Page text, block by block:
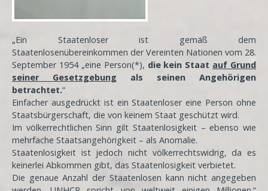
„Ein Staatenloser ist gemäß dem
Staatenlosenübereinkommen der Vereinten Nationen vom 28.
September 1954 „eine Person(*), die kein Staat auf Grund
seiner Gesetzgebung als seinen Angehörigen
betrachtet.“
Einfacher ausgedrückt ist ein Staatenloser eine Person ohne
Staatsbürgerschaft, die von keinem Staat geschützt wird.
Im völkerrechtlichen Sinn gilt Staatenlosigkeit – ebenso wie
mehrfache Staatsangehörigkeit – als Anomalie.
Staatenlosigkeit ist jedoch nicht völkerrechtswidrig, da es
keinerlei Abkommen gibt, das Staatenlosigkeit verbietet.
Die genaue Anzahl der Staatenlosen kann nicht angegeben